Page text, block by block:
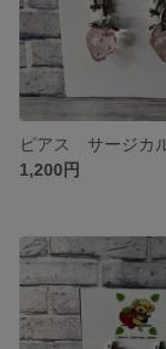
ピアス サージカ
1,200円